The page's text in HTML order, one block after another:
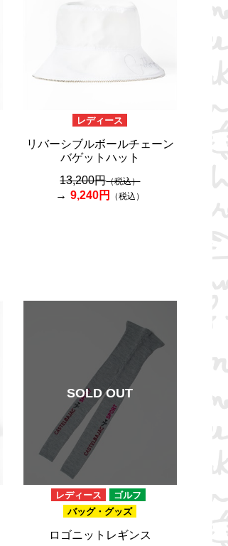
レディース
リバーシブルボールチェーン
バゲットハット
13,200円（税込）
9,240円 （税込）
SOLD OUT
レディース
ゴルフ
バッグ・グッズ
ロゴニットレギンス